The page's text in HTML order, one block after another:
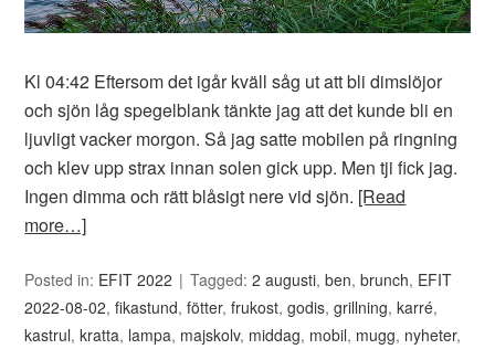
Kl 04:42 Eftersom det igår kväll såg ut att bli dimslöjor
och sjön låg spegelblank tänkte jag att det kunde bli en
ljuvligt vacker morgon. Så jag satte mobilen på ringning
och klev upp strax innan solen gick upp. Men tji fick jag.
Ingen dimma och rätt blåsigt nere vid sjön. [Read
more…]
Posted in: EFIT 2022 Tagged:2 augusti,ben,brunch, EFIT
2022-08-02,fikastund,fötter,frukost,godis,grillning,karré,
kastrul,kratta, lampa, majskolv, middag, mobil, mugg, nyheter,